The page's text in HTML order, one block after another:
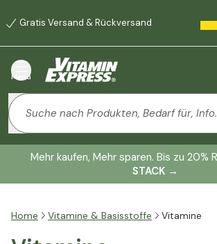
Gratis Versand & Rückversand
Menü
Mehr kaufen, Mehr sparen. Bis zu 20%
STACK →
Home Vitamine & Basisstoffe Vitamine